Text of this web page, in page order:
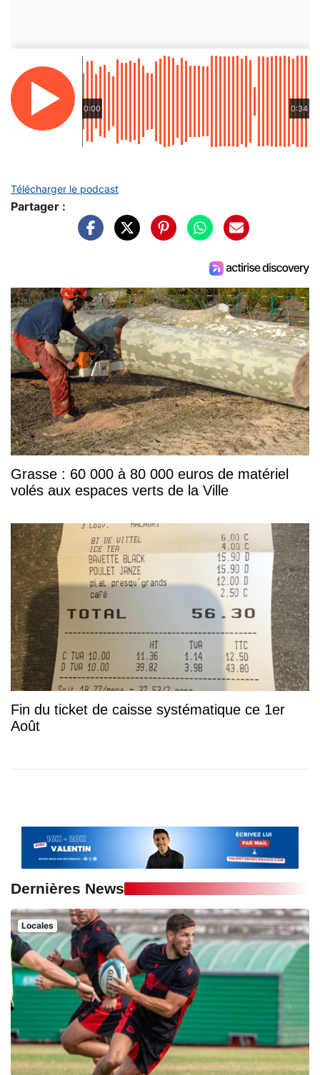
0:00 0:34
Télécharger le podcast
Partager :
Grasse : 60 000 à 80 000 euros de matériel
volés aux espaces verts de la Ville
Fin du ticket de caisse systématique ce 1er
Août
Dernières News
Locales